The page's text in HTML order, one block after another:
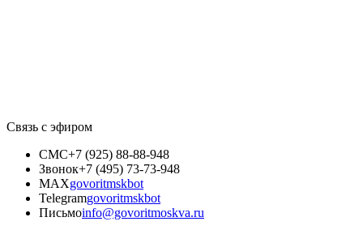
Связь с эфиром
СМС+7 (925) 88-88-948
Звонок+7 (495) 73-73-948
MAXgovoritmskbot
Telegramgovoritmskbot
Письмоinfo@govoritmoskva.ru